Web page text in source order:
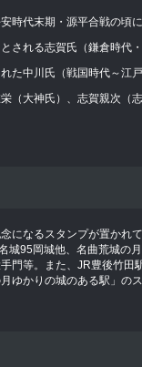
時代末期・源平合戦の頃
される志賀氏（鎌倉時代
た中川氏（戦国時代～江戸
（大神氏）、志賀親次（
になるスタンプが置かれ
城95岡城他、名曲荒城の月
門等。また、JR豊後竹田
ゆかりの城のある駅」の